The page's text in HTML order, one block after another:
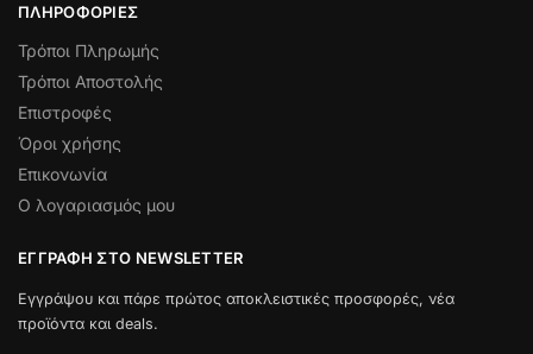
ΠΛΗΡΟΦΟΡΊΕΣ
Τρόποι Πληρωμής
Τρόποι Αποστολής
Επιστροφές
Όροι χρήσης
Επικονωνία
Ο λογαριασμός μου
ΕΓΓΡΑΦΉ ΣΤΟ NEWSLETTER
Εγγράψου και πάρε πρώτος αποκλειστικές προσφορές, νέα
προϊόντα και deals.